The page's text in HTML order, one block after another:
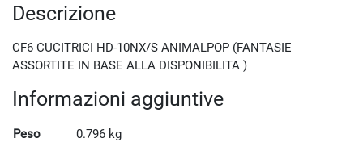
Descrizione
CF6 CUCITRICI HD-10NX/S ANIMALPOP (FANTASIE
ASSORTITE IN BASE ALLA DISPONIBILITA )
Informazioni aggiuntive
Peso
0.796 kg